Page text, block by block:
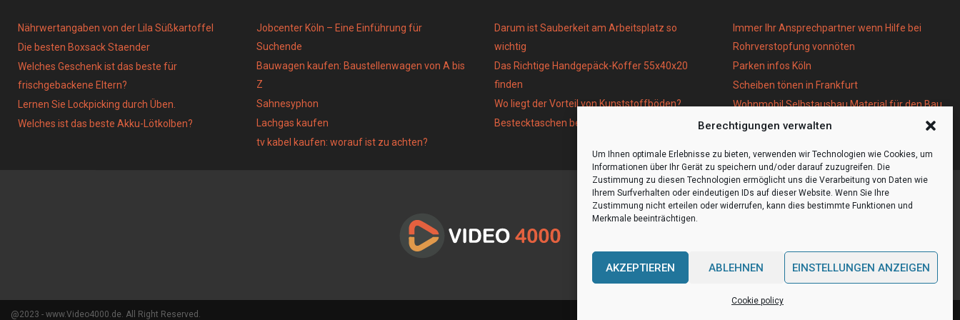
Berechtigungen verwalten
Um Ihnen optimale Erlebnisse zu bieten, verwenden wir Technologien wie Cookies, um
Informationen über Ihr Gerät zu speichern und/oder darauf zuzugreifen. Die
Zustimmung zu diesen Technologien ermöglicht uns die Verarbeitung von Daten wie
Ihrem Surfverhalten oder eindeutigen IDs auf dieser Website. Wenn Sie Ihre
Zustimmung nicht erteilen oder widerrufen, kann dies bestimmte Funktionen und
Merkmale beeinträchtigen.
AKZEPTIEREN ABLEHNEN EINSTELLUNGEN ANZEIGEN
Cookie policy
Nährwertangaben von der Lila Süßkartoffel
Die besten Boxsack Staender
Welches Geschenk ist das beste für
frischgebackene Eltern?
Lernen Sie Lockpicking durch Üben.
Welches ist das beste Akku-Lötkolben?
Jobcenter Köln – Eine Einführung für
Suchende
Bauwagen kaufen: Baustellenwagen von A bis
Z
Sahnesyphon
Lachgas kaufen
tv kabel kaufen: worauf ist zu achten?
Darum ist Sauberkeit am Arbeitsplatz so
wichtig
Das Richtige Handgepäck-Koffer 55x40x20
finden
Wo liegt der Vorteil von Kunststoffböden?
Bestecktaschen bedrucken
Immer Ihr Ansprechpartner wenn Hilfe bei
Rohrverstopfung vonnöten
Parken infos Köln
Scheiben tönen in Frankfurt
Wohnmobil Selbstausbau Material für den Bau
Ihres Wohnmobils
@2023 - www.Video4000.de. All Right Reserved.